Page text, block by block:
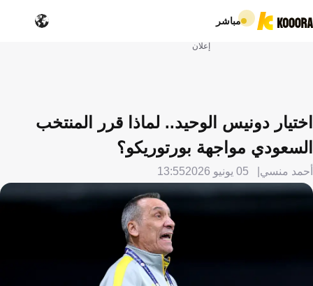
مباشر
إعلان
اختيار دونيس الوحيد.. لماذا قرر المنتخب
السعودي مواجهة بورتوريكو؟
أحمد منسي 05 يونيو 2026 13:55